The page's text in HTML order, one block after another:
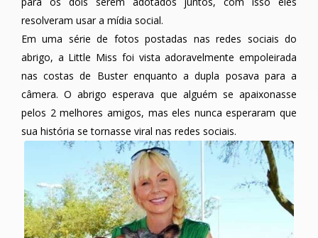
resolveram usar a mídia social.
Em uma série de fotos postadas nas redes sociais do
abrigo, a Little Miss foi vista adoravelmente empoleirada
nas costas de Buster enquanto a dupla posava para a
câmera. O abrigo esperava que alguém se apaixonasse
pelos 2 melhores amigos, mas eles nunca esperaram que
sua história se tornasse viral nas redes sociais.